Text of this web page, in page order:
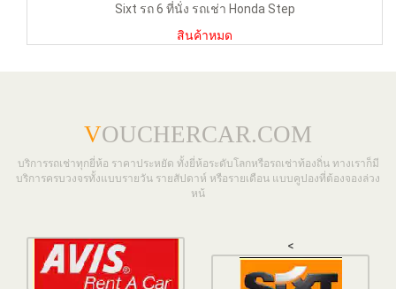
Sixt รถ 6 ที่นั่ง รถเช่า Honda Step
สินค้าหมด
VOUCHERCAR.COM
บริการรถเช่าทุกยี่ห้อ ราคาประหยัด ทั้งยี่ห้อระดับโลกหรือรถเช่าท้องถิ่น ทางเราก็มี
บริการครบวงจรทั้งแบบรายวัน รายสัปดาห์ หรือรายเดือน แบบคูปองที่ต้องจองล่วง
หน้
<